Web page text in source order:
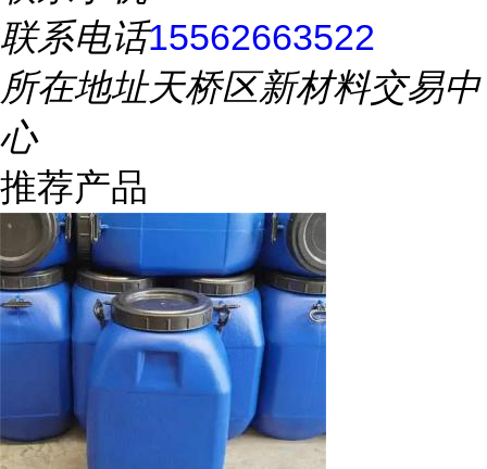
联系电话15562663522
所在地址天桥区新材料交易中
心
推荐产品